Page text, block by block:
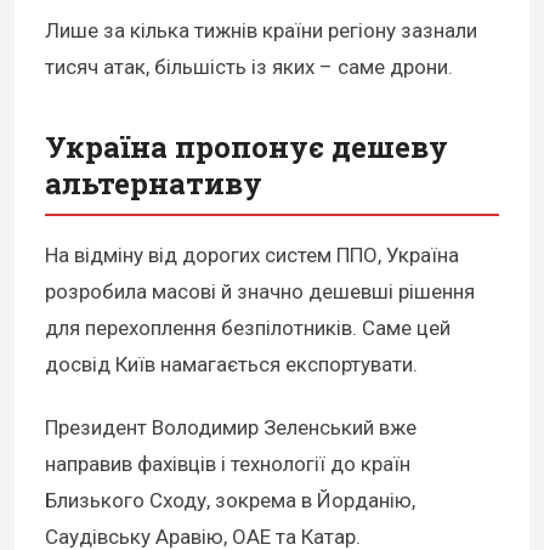
Лише за кілька тижнів країни регіону зазнали
тисяч атак, більшість із яких – саме дрони.
Україна пропонує дешеву
альтернативу
На відміну від дорогих систем ППО, Україна
розробила масові й значно дешевші рішення
для перехоплення безпілотників. Саме цей
досвід Київ намагається експортувати.
Президент Володимир Зеленський вже
направив фахівців і технології до країн
Близького Сходу, зокрема в Йорданію,
Саудівську Аравію, ОАЕ та Катар.